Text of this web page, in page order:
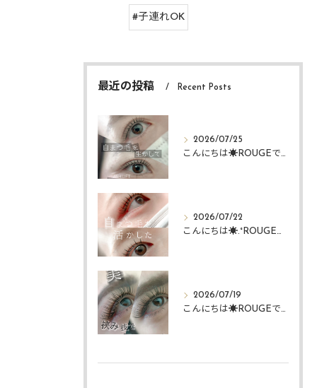
#子連れOK
最近の投稿 Recent Posts
2026/07/25
こんにちは☀️ROUGEですᴗ ᴗ͈
2026/07/22
こんにちは☀️.°ROUGEですᴗ ᴗ͈
2026/07/19
こんにちは☀️ROUGEですᴗ ᴗ͈